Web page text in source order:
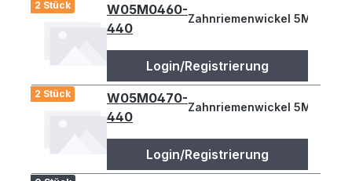
2 Stück
W05M0460-
440
Zahnriemenwickel 5M 460
Login/Registrierung
2 Stück
W05M0470-
440
Zahnriemenwickel 5M 470
Login/Registrierung